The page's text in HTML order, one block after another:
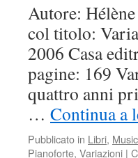
Autore:
col titolo:
2006 Casa
pagine: 169
quattro anni
… Continua a
Pubblicato in Libri,
Pianoforte, Variazioni |